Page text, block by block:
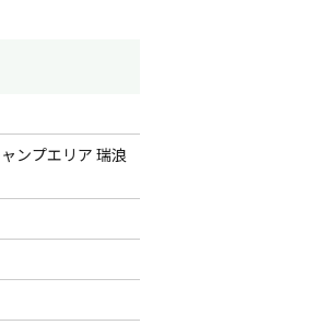
ンプエリア 瑞浪